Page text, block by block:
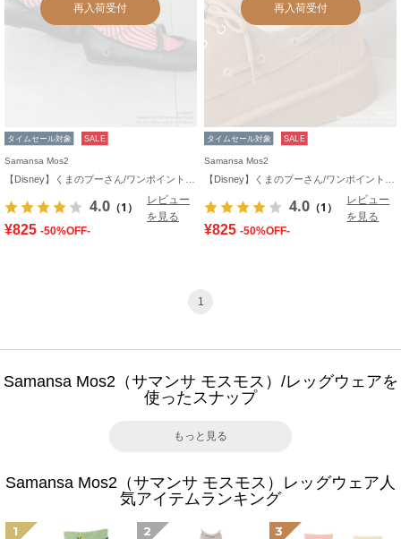
再入荷受付
タイムセール対象 SALE
Samansa Mos2
4.0 （1）
レビュー
を見る
¥825 -50%OFF-
再入荷受付
タイムセール対象 SALE
Samansa Mos2
4.0 （1）
レビュー
を見る
¥825 -50%OFF-
1
Samansa Mos2（サマンサ モスモス）/レッグウェアを
使ったスナップ
もっと見る
Samansa Mos2（サマンサ モスモス）レッグウェア人
気アイテムランキング
1 2 3